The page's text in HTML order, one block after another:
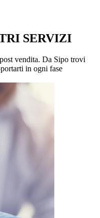
SERVIZI
vendita. Da Sipo trovi
in ogni fase